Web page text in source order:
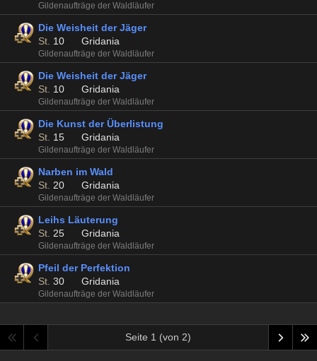
Gildenaufträge der Waldläufer
Die Weisheit der Jäger
St. 10 Gridania
Gildenaufträge der Waldläufer
Die Weisheit der Jäger
St. 10 Gridania
Gildenaufträge der Waldläufer
Die Kunst der Überlistung
St. 15 Gridania
Gildenaufträge der Waldläufer
Narben im Wald
St. 20 Gridania
Gildenaufträge der Waldläufer
Leihs Läuterung
St. 25 Gridania
Gildenaufträge der Waldläufer
Pfeil der Perfektion
St. 30 Gridania
Gildenaufträge der Waldläufer
Seite 1 (von 2)